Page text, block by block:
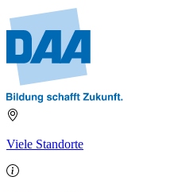
Viele Standorte